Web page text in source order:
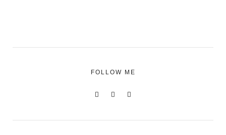
FOLLOW ME